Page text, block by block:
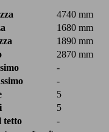
4740 mm
1680 mm
1890 mm
2870 mm
-
-
5
5
tetto
-